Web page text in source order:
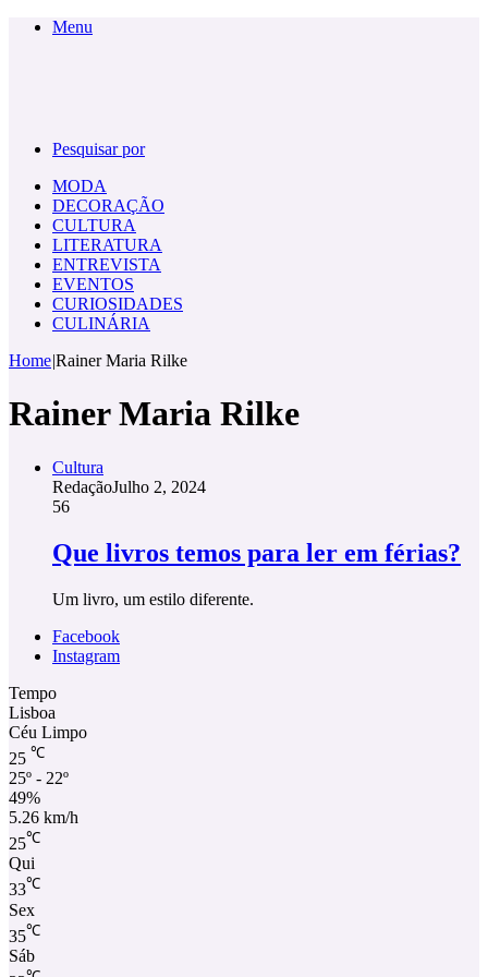
Menu
Pesquisar por
MODA
DECORAÇÃO
CULTURA
LITERATURA
ENTREVISTA
EVENTOS
CURIOSIDADES
CULINÁRIA
Home|Rainer Maria Rilke
Rainer Maria Rilke
Cultura
RedaçãoJulho 2, 2024
56
Que livros temos para ler em férias?
Um livro, um estilo diferente.
Facebook
Instagram
Tempo
Lisboa
Céu Limpo
25 ℃
25º - 22º
49%
5.26 km/h
25℃
Qui
33℃
Sex
35℃
Sáb